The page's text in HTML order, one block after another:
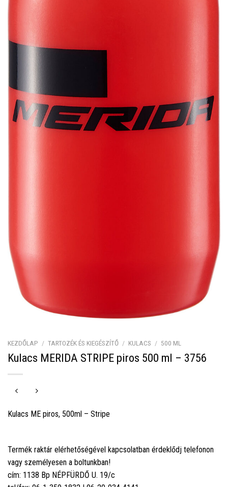
KEZDŐLAP / TARTOZÉK ÉS KIEGÉSZÍTŐ / KULACS / 500 ML
Kulacs MERIDA STRIPE piros 500 ml – 3756
Kulacs ME piros, 500ml – Stripe
Termék raktár elérhetőségével kapcsolatban érdeklődj telefonon
vagy személyesen a boltunkban!
cím: 1138 Bp NÉPFÜRDŐ U. 19/c